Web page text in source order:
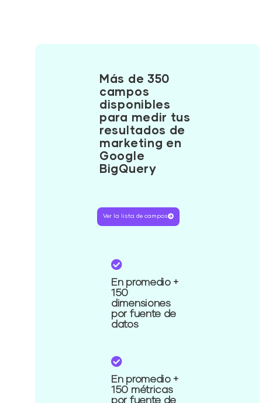
Más de 350
campos
disponibles
para medir tus
resultados de
marketing en
Google
BigQuery
Ver la lista de campos
En promedio +
150
dimensiones
por fuente de
datos
En promedio +
150 métricas
por fuente de